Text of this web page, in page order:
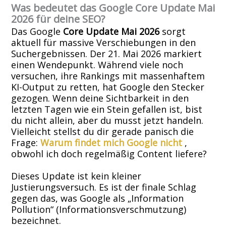
Was bedeutet das Google Core Update Mai
2026 für deine SEO?
Das Google Core Update Mai 2026sorgt
aktuell für massive Verschiebungen in den
Suchergebnissen. Der 21. Mai 2026 markiert
einen Wendepunkt. Während viele noch
versuchen, ihre Rankings mit massenhaftem
KI-Output zu retten, hat Google den Stecker
gezogen. Wenn deine Sichtbarkeit in den
letzten Tagen wie ein Stein gefallen ist, bist
du nicht allein, aber du musst jetzt handeln.
Vielleicht stellst du dir gerade panisch die
Frage: Warum findet mich Google nicht ,
obwohl ich doch regelmäßig Content liefere?
Dieses Update ist kein kleiner
Justierungsversuch. Es ist der finale Schlag
gegen das, was Google als „Information
Pollution“ (Informationsverschmutzung)
bezeichnet.